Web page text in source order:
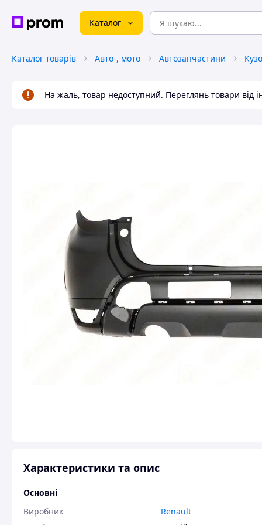
Каталог
Каталог товарів Авто-, мото Автозапчастини
На жаль, товар недоступний. Переглянь товари від
Характеристики та опис
Основні
Виробник
Renault